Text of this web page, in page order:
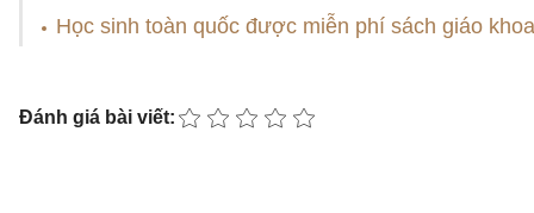
Học sinh toàn quốc được miễn phí sách giáo
Đánh giá bài viết: